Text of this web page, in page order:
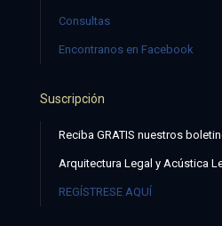
Consultas
Encontranos en Facebook
Suscripción
Reciba GRATIS nuestros
Arquitectura Legal y Acústica
REGÍSTRESE AQUÍ